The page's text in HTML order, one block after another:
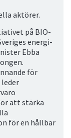
aktörer.
på BIO-
energi-
Ebba
för
leder
att stärka
för en hållbar